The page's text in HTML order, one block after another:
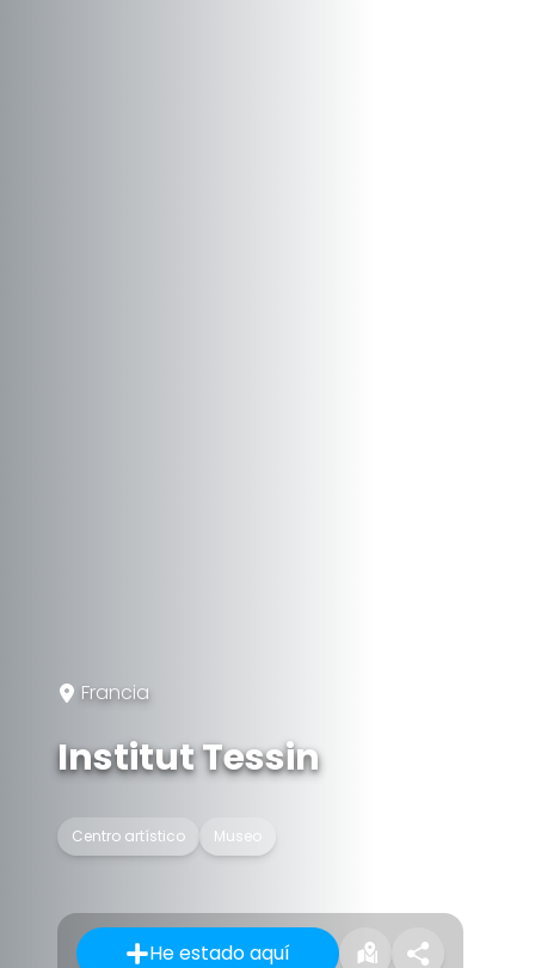
Francia
Institut Tessin
Centro artístico Museo
He estado aquí